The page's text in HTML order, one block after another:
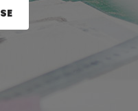
botón Registrarse.